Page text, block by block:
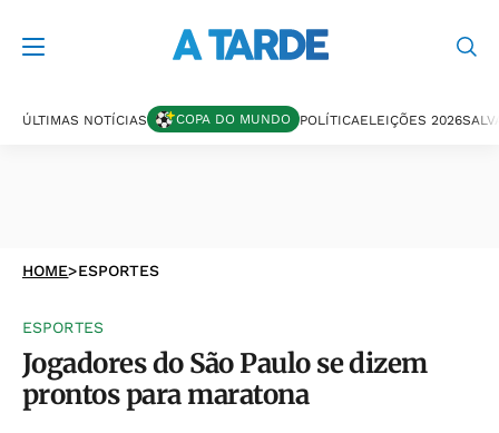
ÚLTIMAS NOTÍCIAS COPA DO MUNDO POLÍTICAELEIÇÕES 2026
HOME>ESPORTES
ESPORTES
Jogadores do São Paulo se dizem
prontos para maratona